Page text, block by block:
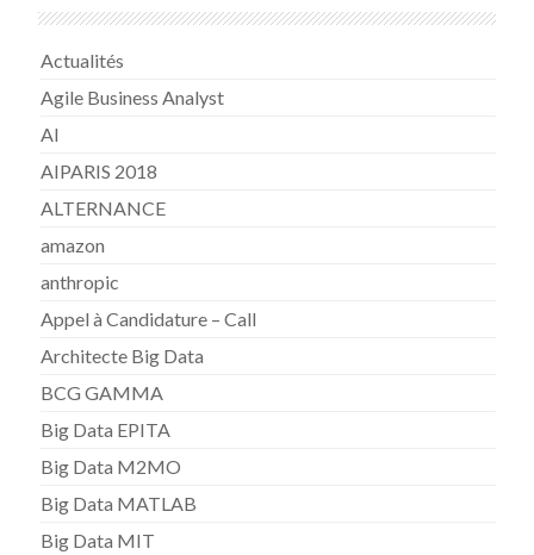
Actualités
Agile Business Analyst
AI
AIPARIS 2018
ALTERNANCE
amazon
anthropic
Appel à Candidature – Call
Architecte Big Data
BCG GAMMA
Big Data EPITA
Big Data M2MO
Big Data MATLAB
Big Data MIT